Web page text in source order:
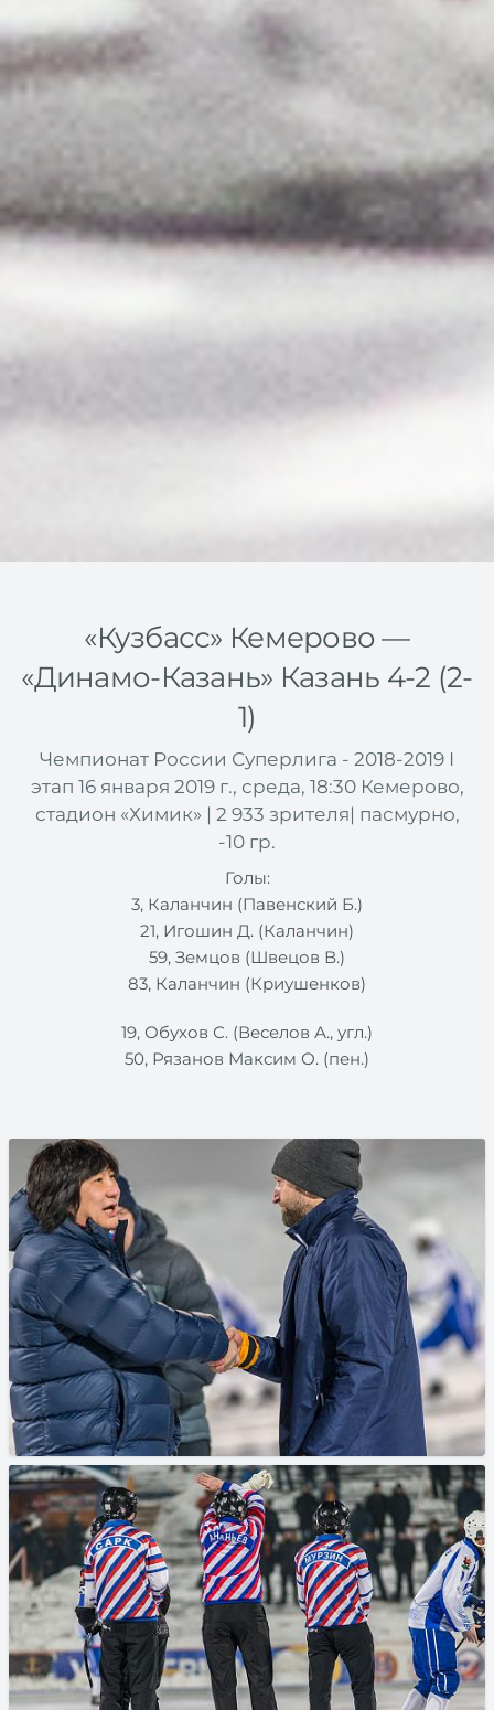
«Кузбасс» Кемерово —
«Динамо-Казань» Казань 4-2 (2-
1)
Чемпионат России Суперлига - 2018-2019 I
этап 16 января 2019 г., среда, 18:30 Кемерово,
стадион «Химик» | 2 933 зрителя| пасмурно,
-10 гр.
Голы:
3, Каланчин (Павенский Б.)
21, Игошин Д. (Каланчин)
59, Земцов (Швецов В.)
83, Каланчин (Криушенков)
19, Обухов С. (Веселов А., угл.)
50, Рязанов Максим О. (пен.)